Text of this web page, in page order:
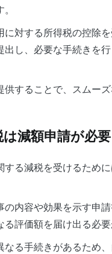
に対する所得税の控除
出し、必要な手続きを
供することで、スムー
減額申請が必要
する減税を受けるために
の内容や効果を示す申請
評価額を届け出る必要
なる手続きがあるため